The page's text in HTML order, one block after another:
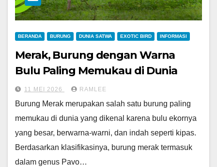
BERANDA BURUNG DUNIA SATWA EXOTIC BIRD INFORMASI
Merak, Burung dengan Warna
Bulu Paling Memukau di Dunia
11 MEI 2026 RAMLEE
Burung Merak merupakan salah satu burung paling
memukau di dunia yang dikenal karena bulu ekornya
yang besar, berwarna-warni, dan indah seperti kipas.
Berdasarkan klasifikasinya, burung merak termasuk
dalam genus Pavo…